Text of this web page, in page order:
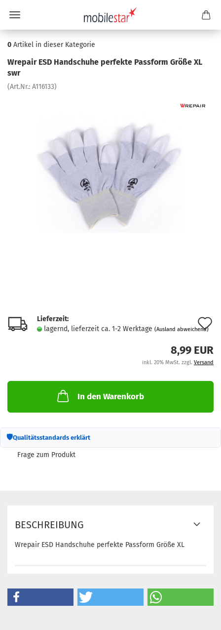
0 Artikel in dieser Kategorie
Wre­pair ESD Hand­schu­he per­fek­te Pass­form Größe XL
swr
(Art.Nr.: A116133)
Lieferzeit:
lagernd, lieferzeit ca. 1-2 Werktage (Ausland abweichend)
8,99 EUR
inkl. 20% MwSt. zzgl. Versand
In den Warenkorb
🛡Qualitätsstandards erklärt
Frage zum Produkt
BESCHREIBUNG
Wrepair ESD Handschuhe perfekte Passform Größe XL